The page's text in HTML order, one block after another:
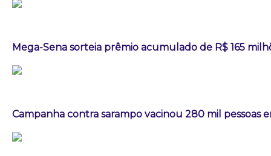
Mega-Sena sorteia prêmio acumulado de R$ 165
Campanha contra sarampo vacinou 280 mil pessoas